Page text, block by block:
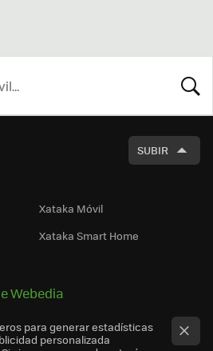
SUBIR
Xataka Móvil
Xataka Smart Home
Webedia
para generar estadísticas
personalizada